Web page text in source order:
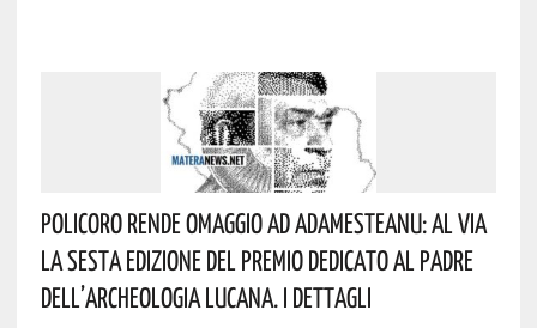
Policoro Rende Omaggio Ad Adamesteanu: Al Via
La Sesta Edizione Del Premio Dedicato Al Padre
Dell’archeologia Lucana. I Dettagli